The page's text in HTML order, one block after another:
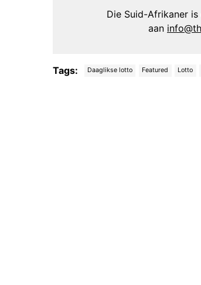
Die Suid-Afrikaner
aan
Tags: Daaglikse lotto Featured Lotto